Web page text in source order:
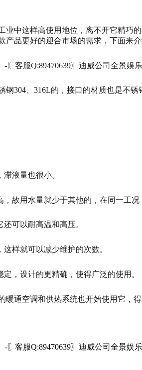
业中这样高使用地位，离不开它精巧
品更好的迎合市场的需求，下面来
钢304、316L的，接口的材质也是不
液量也很小。
故用水量就少于其他的，在同一工况
可以耐高温和高压。
样就可以减少维护的次数。
，设计的更精确，使得广泛的使用。
通空调和供热系统也开始使用它，得